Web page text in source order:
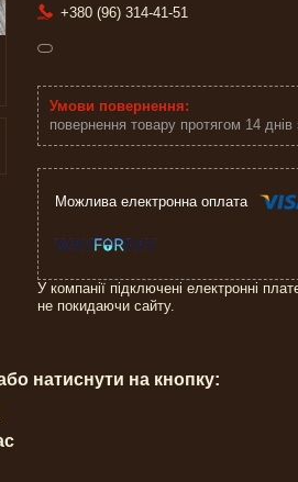
+380 (96) 314-41-51
повернення товару протягом 14 днів
У компанії підключені електронні
не покидаючи сайту.
натиснути на кнопку: